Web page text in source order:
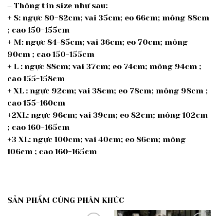
– Thông tin size như sau:
+ S: ngực 80-82cm; vai 35cm; eo 66cm; mông 88cm
; cao 150-155cm
+ M: ngực 84-85cm; vai 36cm; eo 70cm; mông
90cm ; cao 150-155cm
+ L : ngực 88cm; vai 37cm; eo 74cm; mông 94cm ;
cao 155-158cm
+ XL : ngực 92cm; vai 38cm; eo 78cm; mông 98cm ;
cao 155-160cm
+2XL: ngực 96cm; vai 39cm; eo 82cm; mông 102cm
; cao 160-165cm
+3 XL: ngực 100cm; vai 40cm; eo 86cm; mông
106cm ; cao 160-165cm
SẢN PHẨM CÙNG PHÂN KHÚC